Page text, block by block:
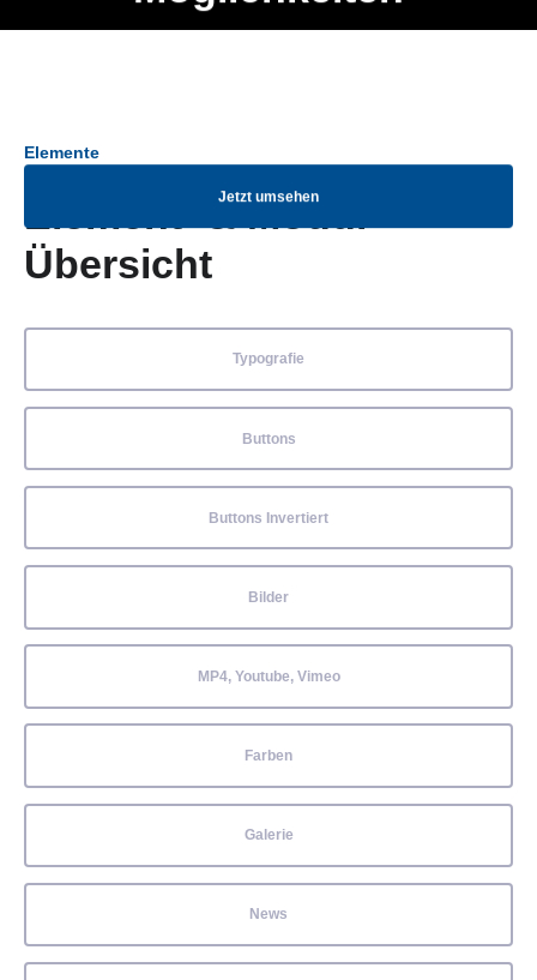
Jetzt umsehen
Elemente
Element- & Modul-
Übersicht
Typografie
Buttons
Buttons Invertiert
Bilder
MP4, Youtube, Vimeo
Farben
Galerie
News